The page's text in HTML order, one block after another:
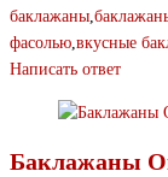
баклажаны,
фасолью,вкусные
Написать ответ
Баклажаны